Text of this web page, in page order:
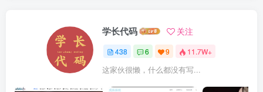
学长代码 关注
438 6 9 11.7W+
这家伙很懒，什么都没有写...